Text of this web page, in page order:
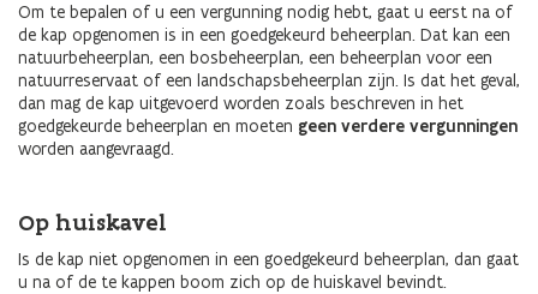
Om te bepalen of u een vergunning nodig hebt, gaat u eerst na of
de kap opgenomen is in een goedgekeurd beheerplan. Dat kan een
natuurbeheerplan, een bosbeheerplan, een beheerplan voor een
natuurreservaat of een landschapsbeheerplan zijn. Is dat het geval,
dan mag de kap uitgevoerd worden zoals beschreven in het
goedgekeurde beheerplan en moeten geen verdere vergunningen
worden aangevraagd.
Op huiskavel
Is de kap niet opgenomen in een goedgekeurd beheerplan, dan gaat
u na of de te kappen boom zich op de huiskavel bevindt.